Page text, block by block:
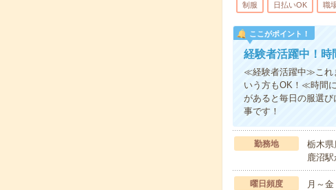
制服 日払いOK 職
ここがポイント！
経験者活躍中！時
≪経験者活躍中≫これ
いう方もOK！≪時間
があると毎日の服選
事です！
勤務地
栃木県
鹿沼
曜日頻度 月～金